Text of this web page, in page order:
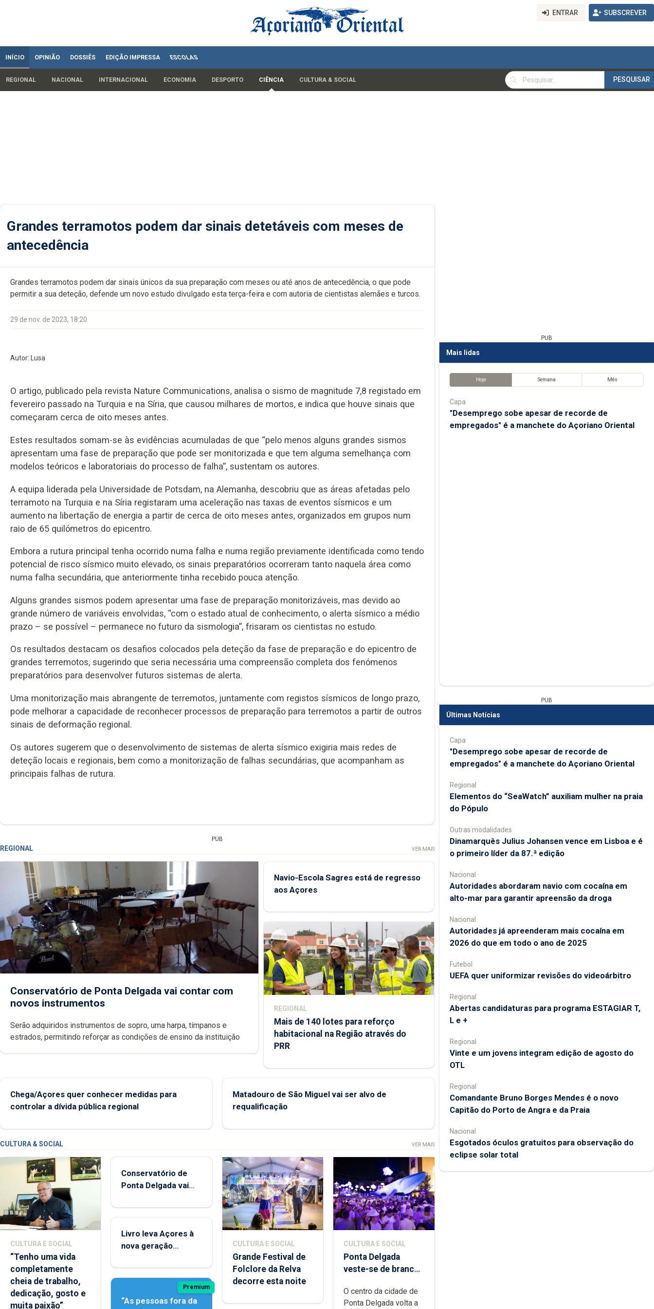
ENTRAR SUBSCREVER
INÍCIO OPINIÃO DOSSIÊS EDIÇÃO IMPRESSA ESCOLAS
REGIONAL NACIONAL INTERNACIONAL ECONOMIA DESPORTO CIÊNCIA CULTURA & SOCIAL
PESQUISAR
PESQUISAR
Grandes terramotos podem dar sinais detetáveis com meses de
antecedência
Grandes terramotos podem dar sinais únicos da sua preparação com meses ou até anos de antecedência, o que pode
permitir a sua deteção, defende um novo estudo divulgado esta terça-feira e com autoria de cientistas alemães e turcos.
29 de nov. de 2023, 18:20
Autor: Lusa
O artigo, publicado pela revista Nature Communications, analisa o sismo de magnitude 7,8 registado em
fevereiro passado na Turquia e na Síria, que causou milhares de mortos, e indica que houve sinais que
começaram cerca de oito meses antes.
Estes resultados somam-se às evidências acumuladas de que “pelo menos alguns grandes sismos
apresentam uma fase de preparação que pode ser monitorizada e que tem alguma semelhança com
modelos teóricos e laboratoriais do processo de falha”, sustentam os autores.
A equipa liderada pela Universidade de Potsdam, na Alemanha, descobriu que as áreas afetadas pelo
terramoto na Turquia e na Síria registaram uma aceleração nas taxas de eventos sísmicos e um
aumento na libertação de energia a partir de cerca de oito meses antes, organizados em grupos num
raio de 65 quilómetros do epicentro.
Embora a rutura principal tenha ocorrido numa falha e numa região previamente identificada como tendo
potencial de risco sísmico muito elevado, os sinais preparatórios ocorreram tanto naquela área como
numa falha secundária, que anteriormente tinha recebido pouca atenção.
Alguns grandes sismos podem apresentar uma fase de preparação monitorizáveis, mas devido ao
grande número de variáveis envolvidas, “com o estado atual de conhecimento, o alerta sísmico a médio
prazo – se possível – permanece no futuro da sismologia”, frisaram os cientistas no estudo.
Os resultados destacam os desafios colocados pela deteção da fase de preparação e do epicentro de
grandes terremotos, sugerindo que seria necessária uma compreensão completa dos fenómenos
preparatórios para desenvolver futuros sistemas de alerta.
Uma monitorização mais abrangente de terremotos, juntamente com registos sísmicos de longo prazo,
pode melhorar a capacidade de reconhecer processos de preparação para terremotos a partir de outros
sinais de deformação regional.
Os autores sugerem que o desenvolvimento de sistemas de alerta sísmico exigiria mais redes de
deteção locais e regionais, bem como a monitorização de falhas secundárias, que acompanham as
principais falhas de rutura.
PUB
REGIONAL VER MAIS
Conservatório de Ponta Delgada vai contar com
novos instrumentos
Serão adquiridos instrumentos de sopro, uma harpa, tímpanos e
estrados, permitindo reforçar as condições de ensino da instituição
Navio-Escola Sagres está de regresso
aos Açores
REGIONAL
Mais de 140 lotes para reforço
habitacional na Região através do
PRR
Chega/Açores quer conhecer medidas para
controlar a dívida pública regional
Matadouro de São Miguel vai ser alvo de
requalificação
CULTURA & SOCIAL VER MAIS
CULTURA E SOCIAL
“Tenho uma vida
completamente
cheia de trabalho,
dedicação, gosto e
muita paixão”
Conservatório de
Ponta Delgada vai
instrumentos
Livro leva Açores à
nova geração
Premium
“As pessoas fora da
CULTURA E SOCIAL
Grande Festival de
Folclore da Relva
decorre esta noite
CULTURA E SOCIAL
Ponta Delgada
veste-se de branco
O centro da cidade de
Ponta Delgada volta a
PUB
Mais lidas
Hoje Semana Mês
Capa
"Desemprego sobe apesar de recorde de
empregados" é a manchete do Açoriano Oriental
PUB
Últimas Notícias
Capa
"Desemprego sobe apesar de recorde de
empregados" é a manchete do Açoriano Oriental
Regional
​Elementos do “SeaWatch” auxiliam mulher na praia
do Pópulo
Outras modalidades
Dinamarquês Julius Johansen vence em Lisboa e é
o primeiro líder da 87.ª edição
Nacional
Autoridades abordaram navio com cocaína em
alto-mar para garantir apreensão da droga
Nacional
Autoridades já apreenderam mais cocaína em
2026 do que em todo o ano de 2025
Futebol
UEFA quer uniformizar revisões do videoárbitro
Regional
Abertas candidaturas para programa ESTAGIAR T,
L e +
Regional
Vinte e um jovens integram edição de agosto do
OTL
Regional
Comandante Bruno Borges Mendes é o novo
Capitão do Porto de Angra e da Praia
Nacional
Esgotados óculos gratuitos para observação do
eclipse solar total